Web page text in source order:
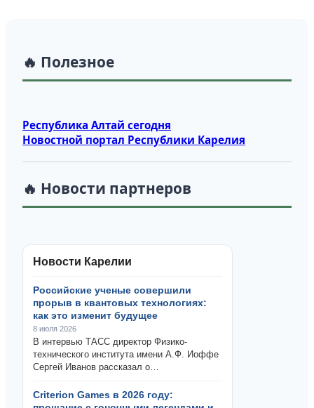
🔥 Полезное
Республика Алтай сегодня
Новостной портал Республики Карелия
🔥 Новости партнеров